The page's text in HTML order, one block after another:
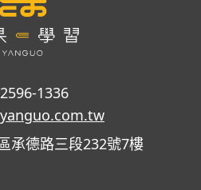
1336
承德路三段232號7樓